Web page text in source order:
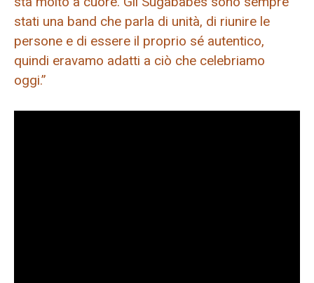
stati una band che parla di unità, di riunire le
persone e di essere il proprio sé autentico,
quindi eravamo adatti a ciò che celebriamo
oggi.”